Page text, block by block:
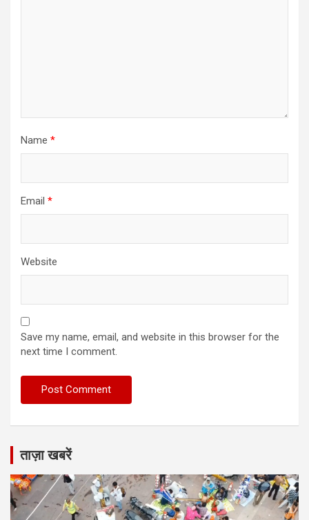
Name *
Email *
Website
Save my name, email, and website in this browser for the
next time I comment.
ताज़ा खबरें